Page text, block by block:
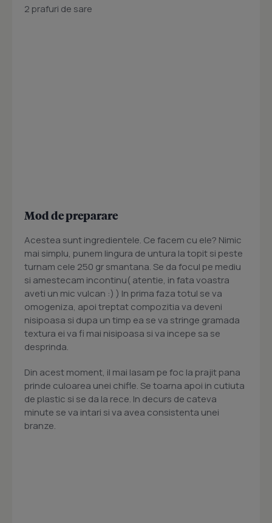
2 prafuri de sare
Mod de preparare
Acestea sunt ingredientele. Ce facem cu ele? Nimic
mai simplu, punem lingura de untura la topit si peste
turnam cele 250 gr smantana. Se da focul pe mediu
si amestecam incontinu( atentie, in fata voastra
aveti un mic vulcan :) ) In prima faza totul se va
omogeniza, apoi treptat compozitia va deveni
nisipoasa si dupa un timp ea se va stringe gramada
textura ei va fi mai nisipoasa si va incepe sa se
desprinda.
Din acest moment, il mai lasam pe foc la prajit pana
prinde culoarea unei chifle. Se toarna apoi in cutiuta
de plastic si se da la rece. In decurs de cateva
minute se va intari si va avea consistenta unei
branze.